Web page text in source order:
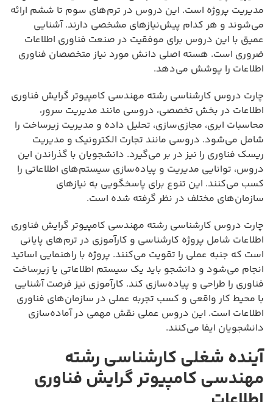
مدیریت پروژه است. این دروس در ترم‌های سوم تا ششم ارائه
می‌شوند و هر کدام پیش‌نیازهای مشخصی دارند. آشنایی
عمیق با این دروس برای موفقیت در صنعت فناوری اطلاعات
ضروری است. هسته اصلی دانش مورد نیاز متخصصان فناوری
اطلاعات را پوشش می‌دهد.
چارت دروس کارشناسی رشته مهندسی کامپیوتر گرایش فناوری
اطلاعات در بخش تخصصی، دروسی مانند مدیریت سرور،
محاسبات ابری، مجازی‌سازی، تحلیل داده و مدیریت زیرساخت را
شامل می‌شود. دروسی مانند تجارت الکترونیک و مدیریت
ریسک فناوری را نیز در بر می‌گیرد. دانشجویان با گذراندن این
دروس، توانایی مدیریت و پیاده‌سازی سیستم‌های اطلاعاتی را
کسب می‌کنند. این تنوع برای پاسخگویی به نیازهای
سازمان‌های مختلف در نظر گرفته شده است.
چارت دروس کارشناسی رشته مهندسی کامپیوتر گرایش فناوری
اطلاعات شامل پروژه کارشناسی و کارآموزی در ترم‌های پایانی
است که جنبه عملی را تقویت می‌کنند. پروژه با راهنمایی اساتید
انجام می‌شود و دانشجو باید یک سیستم اطلاعاتی یا زیرساخت
فناوری را طراحی و پیاده‌سازی کند. کارآموزی نیز فرصت آشنایی
با محیط کار واقعی و کسب تجربه عملی در سازمان‌های فناوری
اطلاعات است. این دروس عملی نقش مهمی در آماده‌سازی
دانشجویان ایفا می‌کنند.
آینده شغلی کارشناسی رشته
مهندسی کامپیوتر گرایش فناوری